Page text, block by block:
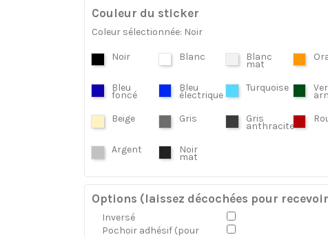
Couleur du sticker
Coleur sélectionnée: Noir
Noir Blanc Blanc
mat
Bleu
foncé
Bleu
électrique
Turquoise
Beige Gris Gris
anthracite
Argent Noir
mat
Options (laissez décochées pour
Inversé
Pochoir adhésif (pour